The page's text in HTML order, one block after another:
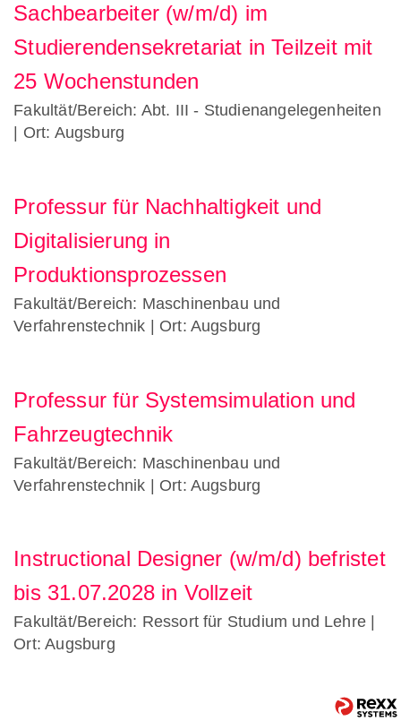
Sachbearbeiter (w/m/d) im
Studierendensekretariat in Teilzeit mit
25 Wochenstunden
Fakultät/Bereich: Abt. III - Studienangelegenheiten
| Ort: Augsburg
Professur für Nachhaltigkeit und
Digitalisierung in
Produktionsprozessen
Fakultät/Bereich: Maschinenbau und
Verfahrenstechnik | Ort: Augsburg
Professur für Systemsimulation und
Fahrzeugtechnik
Fakultät/Bereich: Maschinenbau und
Verfahrenstechnik | Ort: Augsburg
Instructional Designer (w/m/d) befristet
bis 31.07.2028 in Vollzeit
Fakultät/Bereich: Ressort für Studium und Lehre |
Ort: Augsburg